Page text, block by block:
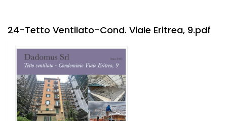
24-Tetto Ventilato-Cond. Viale Eritrea, 9.pdf